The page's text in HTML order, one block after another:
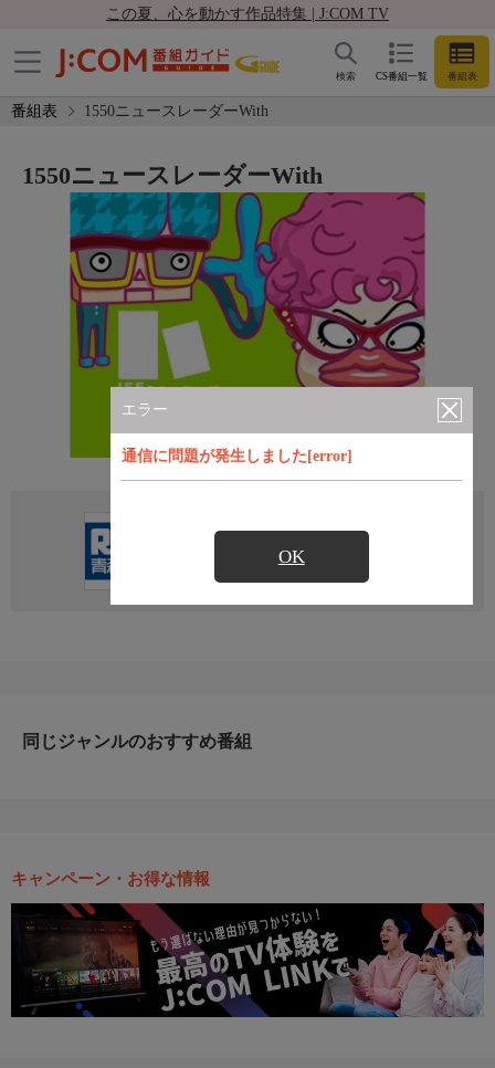
この夏、心を動かす作品特集 | J:COM TV
CS番組一覧 番組表
検索
番組表 1550ニュースレーダーWith
エラー
通信に問題が発生しました[error]
OK
1550ニュースレーダーWith
直近の放送予定はありません
同じジャンルのおすすめ番組
キャンペーン・お得な情報